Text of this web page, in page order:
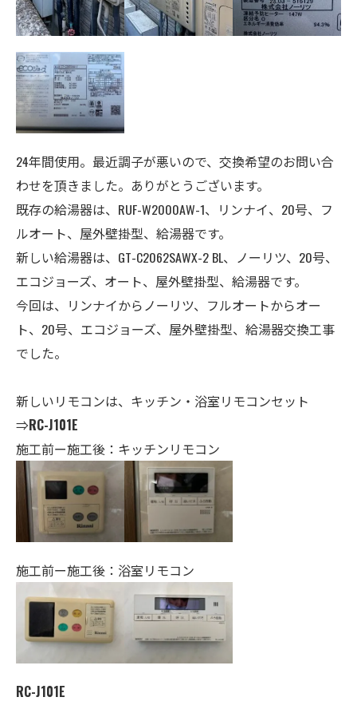
24年間使用。最近調子が悪いので、交換希望のお問い合
わせを頂きました。ありがとうございます。
既存の給湯器は、RUF-W2000AW-1、リンナイ、20号、フ
ルオート、屋外壁掛型、給湯器です。
新しい給湯器は、GT-C2062SAWX-2 BL、ノーリツ、20号、
エコジョーズ、オート、 屋外壁掛型、給湯器です。
今回は、リンナイからノーリツ、フルオートからオー
ト、20号、エコジョーズ、屋外壁掛型、給湯器交換工事
でした。
新しいリモコンは、キッチン・ 浴室リモコンセット
⇒RC-J101E
施工前ー施工後：キッチンリモコン
施工前ー施工後：浴室リモコン
RC-J101E